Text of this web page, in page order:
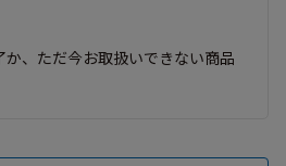
、ただ今お取扱いできない商品